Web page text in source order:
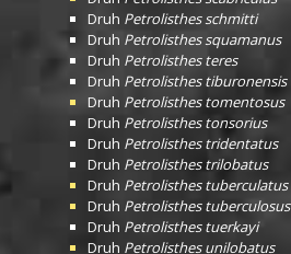
Druh Petrolisthes schmitti
Druh Petrolisthes squamanus
Druh Petrolisthes teres
Druh Petrolisthes tiburonensis
Druh Petrolisthes tomentosus
Druh Petrolisthes tonsorius
Druh Petrolisthes tridentatus
Druh Petrolisthes trilobatus
Druh Petrolisthes tuberculatus
Druh Petrolisthes tuberculosus
Druh Petrolisthes tuerkayi
Druh Petrolisthes unilobatus